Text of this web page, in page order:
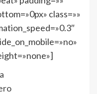
class=»»